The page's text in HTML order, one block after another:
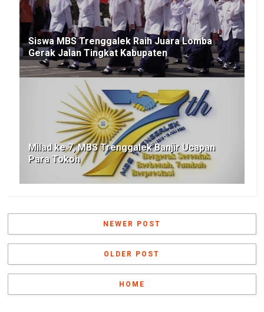
Siswa MBS Trenggalek Raih Juara Lomba
Gerak Jalan Tingkat Kabupaten
Milad ke 7, MBS Trenggalek Banjir Ucapan
Para Tokoh
NEWER POST
OLDER POST
HOME